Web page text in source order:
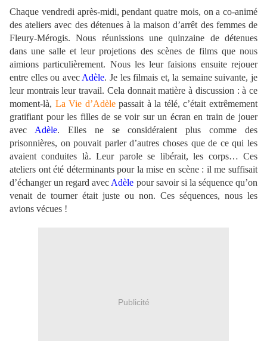
Chaque vendredi après-midi, pendant quatre mois, on a co-animé
des ateliers avec des détenues à la maison d’arrêt des femmes de
Fleury-Mérogis. Nous réunissions une quinzaine de détenues
dans une salle et leur projetions des scènes de films que nous
aimions particulièrement. Nous les leur faisions ensuite rejouer
entre elles ou avec Adèle. Je les filmais et, la semaine suivante, je
leur montrais leur travail. Cela donnait matière à discussion : à ce
moment-là, La Vie d’Adèlepassait à la télé, c’était extrêmement
gratifiant pour les filles de se voir sur un écran en train de jouer
avec Adèle. Elles ne se considéraient plus comme des
prisonnières, on pouvait parler d’autres choses que de ce qui les
avaient conduites là. Leur parole se libérait, les corps… Ces
ateliers ont été déterminants pour la mise en scène : il me suffisait
d’échanger un regard avec Adèle pour savoir si la séquence qu’on
venait de tourner était juste ou non. Ces séquences, nous les
avions vécues !
Publicité